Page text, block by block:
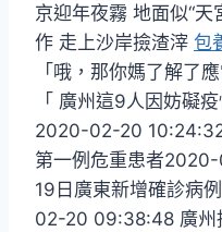
京迎年夜霧 地面似“天
作 走上沙岸撿渣滓 包
「哦，那你媽了解了
「 廣州這9人因妨礙
2020-02-20
第一例危重患者
19日廣東新增確診病
02-20 09:38:48 廣州